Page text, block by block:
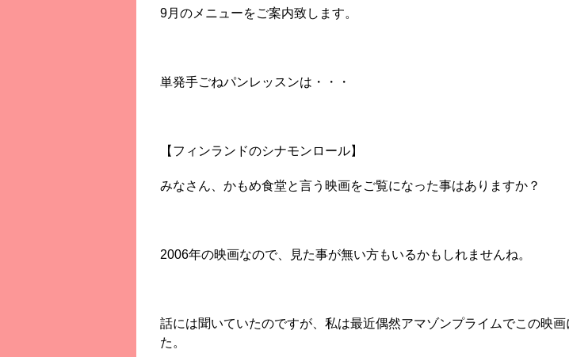
9月のメニューをご案内致します。
単発手ごねパンレッスンは・・・
【フィンランドのシナモンロール】
みなさん、かもめ食堂と言う映画をご覧になった事はありますか？
2006年の映画なので、見た事が無い方もいるかもしれませんね。
話には聞いていたのですが、私は最近偶然アマゾンプライムでこの映画
た。